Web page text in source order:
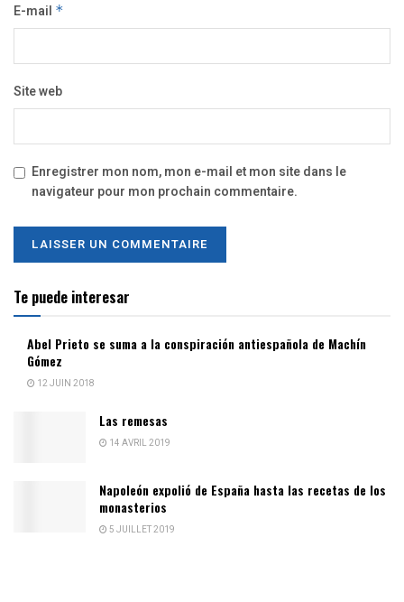
E-mail *
Site web
Enregistrer mon nom, mon e-mail et mon site dans le
navigateur pour mon prochain commentaire.
Te puede interesar
Abel Prieto se suma a la conspiración antiespañola de Machín
Gómez
12 JUIN 2018
Las remesas
14 AVRIL 2019
Napoleón expolió de España hasta las recetas de los
monasterios
5 JUILLET 2019